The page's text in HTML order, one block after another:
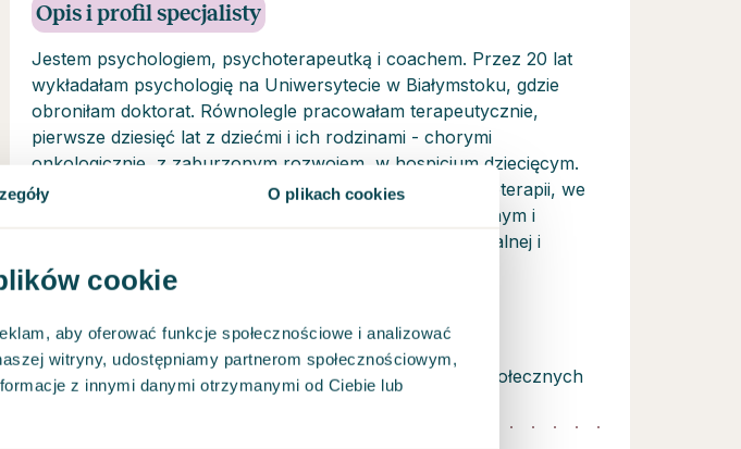
O plikach cookies
cookie
aby oferować funkcje społecznościowe i analizować
witryny, udostępniamy partnerom społecznościowym,
z innymi danymi otrzymanymi od Ciebie lub
Opis i profil specjalisty
Jestem psychologiem, psychoterapeutką i coachem. Przez 20 lat
wykładałam psychologię na Uniwersytecie w Białymstoku, gdzie
obroniłam doktorat. Równolegle pracowałam terapeutycznie,
pierwsze dziesięć lat z dziećmi i ich rodzinami - chorymi
onkologicznie, z zaburzonym rozwojem, w hospicjum dziecięcym.
Następne kilkanaście z dorosłymi – w ośrodkach psychoterapii, we
własnej praktyce. Pracuję w podejściu psychodynamicznym i
integracyjnym. Swoją pracę poddaję superwizji indywidualnej i
grupowej.
Tytuł magistra psychologii na Wydziale Nauk Społecznych